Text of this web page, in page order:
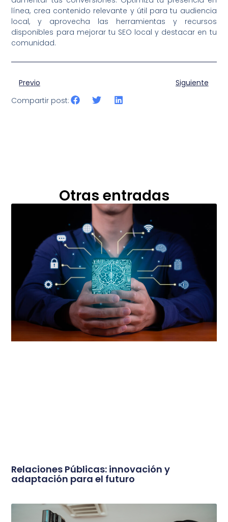
línea, crea contenido relevante y útil para tu audiencia
local, y aprovecha las herramientas y recursos
disponibles para mejorar tu SEO local y destacar en tu
comunidad.
Previo
Siguiente
Compartir post:
Otras entradas
Relaciones Públicas: innovación y
adaptación para el futuro